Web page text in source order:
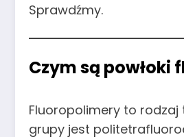
Sprawdźmy.
Czym są
Fluoropolimery to
grupy jest